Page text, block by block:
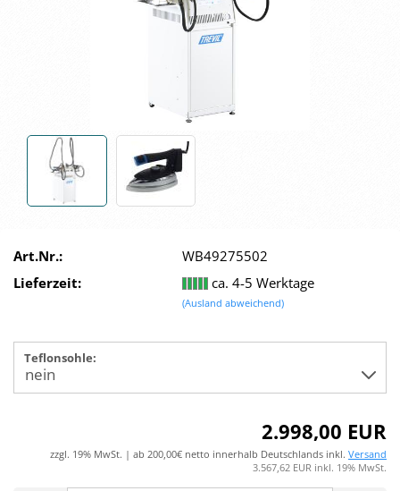
Art.Nr.:
WB49275502
Lieferzeit:
ca. 4-5 Werktage
(Ausland abweichend)
Teflonsohle:
2.998,00 EUR
zzgl. 19% MwSt. | ab 200,00€ netto innerhalb Deutschlands inkl. Versand
3.567,62 EUR inkl. 19% MwSt.